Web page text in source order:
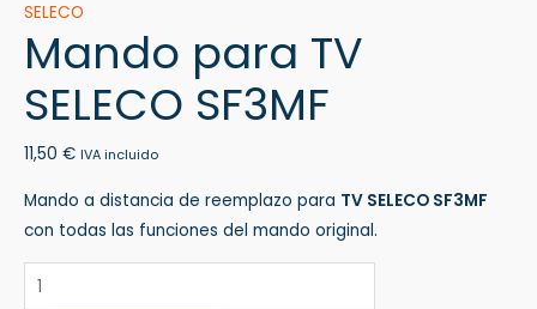
SELECO
Mando para TV
SELECO SF3MF
11,50 € IVA incluido
Mando a distancia de reemplazo para TV SELECO SF3MF
con todas las funciones del mando original.